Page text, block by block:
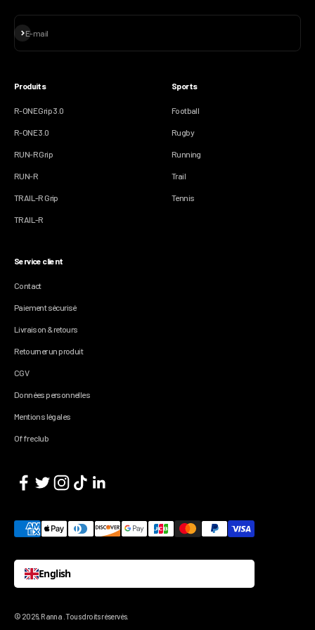
E-mail
S'inscrire
Produits
R-ONE Grip 3.0
R-ONE 3.0
RUN-R Grip
RUN-R
TRAIL-R Grip
TRAIL-R
Sports
Football
Rugby
Running
Trail
Tennis
Service client
Contact
Paiement sécurisé
Livraison & retours
Retourner un produit
CGV
Données personnelles
Mentions légales
Offre club
English
© 2026, Ranna .Tous droits réservés.